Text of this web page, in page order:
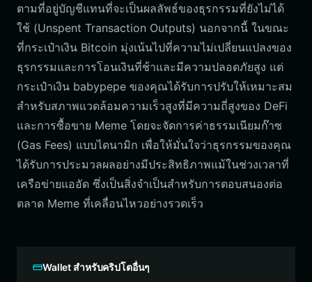
ตามที่อยู่บัญชีแทนที่จะเป็นผลลัพธ์ของธุรกรรมที่ยังไม่ได้
ใช้ (Unspent Transaction Outputs) นอกจากนี้ ในขณะ
ที่กระเป๋าเงิน Bitcoin มุ่งเน้นไปที่ความไม่เปลี่ยนแปลงของ
ธุรกรรมและการโอนเงินที่ช้าและมีความปลอดภัยสูง แต่
กระเป๋าเงิน babypepe ของคุณได้รับการปรับให้เหมาะสม
สำหรับสภาพแวดล้อมความเร็วสูงที่มีความถี่สูงของ DeFi
และการซื้อขาย Meme โดยจะจัดการค่าธรรมเนียมก๊าซ
(Gas Fees) แบบไดนามิก เพื่อให้มั่นใจว่าธุรกรรมของคุณ
ได้รับการประมวลผลอย่างมีประสิทธิภาพแม้ในช่วงเวลาที่
เครือข่ายแออัด ซึ่งเป็นสิ่งจำเป็นสำหรับการตอบสนองต่อ
ตลาด Meme ที่เคลื่อนไหวอย่างรวดเร็ว
Wallet สำหรับคริปโตอื่นๆ